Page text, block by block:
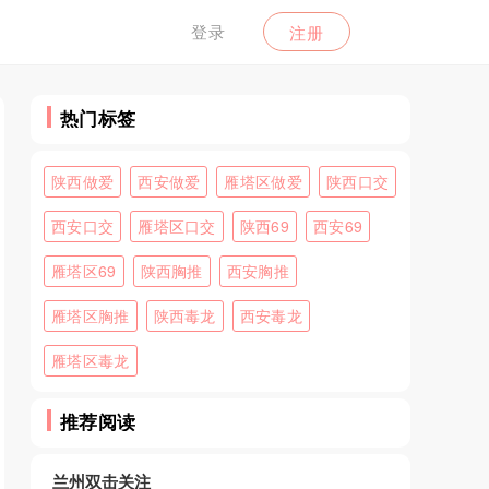
登录 注册
热门标签
陕西做爱 西安做爱 雁塔区做爱 陕西口交
西安口交 雁塔区口交 陕西69 西安69
雁塔区69 陕西胸推 西安胸推
雁塔区胸推 陕西毒龙 西安毒龙
雁塔区毒龙
推荐阅读
兰州双击关注